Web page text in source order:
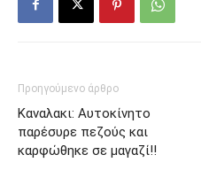
Προηγούμενο άρθρο
Καναλακι: Αυτοκίνητο
παρέσυρε πεζούς και
καρφώθηκε σε μαγαζί!!